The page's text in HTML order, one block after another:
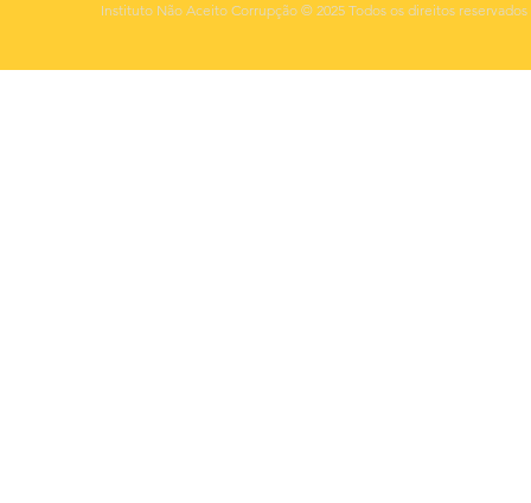
Instituto Não Aceito Corrupção © 2025 Todos os direitos